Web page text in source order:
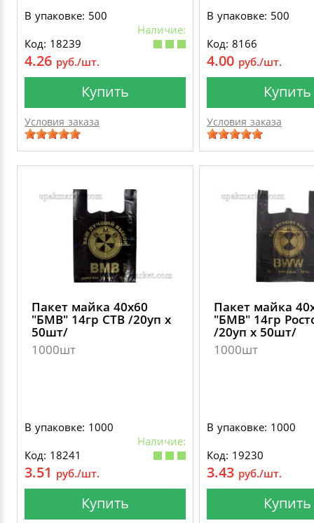
В упаковке: 500
Наличие:
Код: 18239
4.26 руб./шт.
Купить
Условия заказа
В упаковке: 500
Код: 8166
4.00 руб./шт.
Купить
Условия заказа
Пакет майка 40х60
"БМВ" 14гр СТВ /20уп х
50шт/
1000шт
В упаковке: 1000
Наличие:
Код: 18241
3.51 руб./шт.
Купить
Пакет майка
"БМВ" 14гр
/20уп х 50шт/
1000шт
В упаковке: 1000
Код: 19230
3.43 руб./шт.
Купить